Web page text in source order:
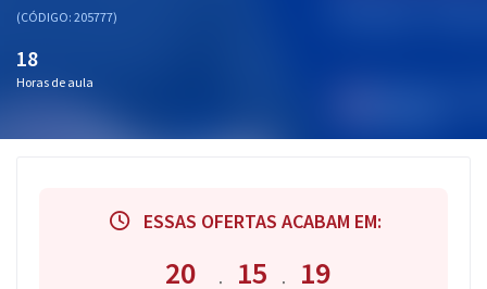
Blog
Aprovados
(CÓDIGO: 205777)
18
Horas de aula
ESSAS OFERTAS ACABAM EM:
20 15 18